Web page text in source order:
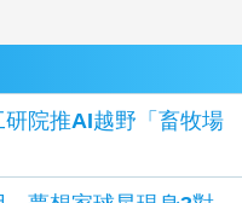
院推AI越野「畜牧場